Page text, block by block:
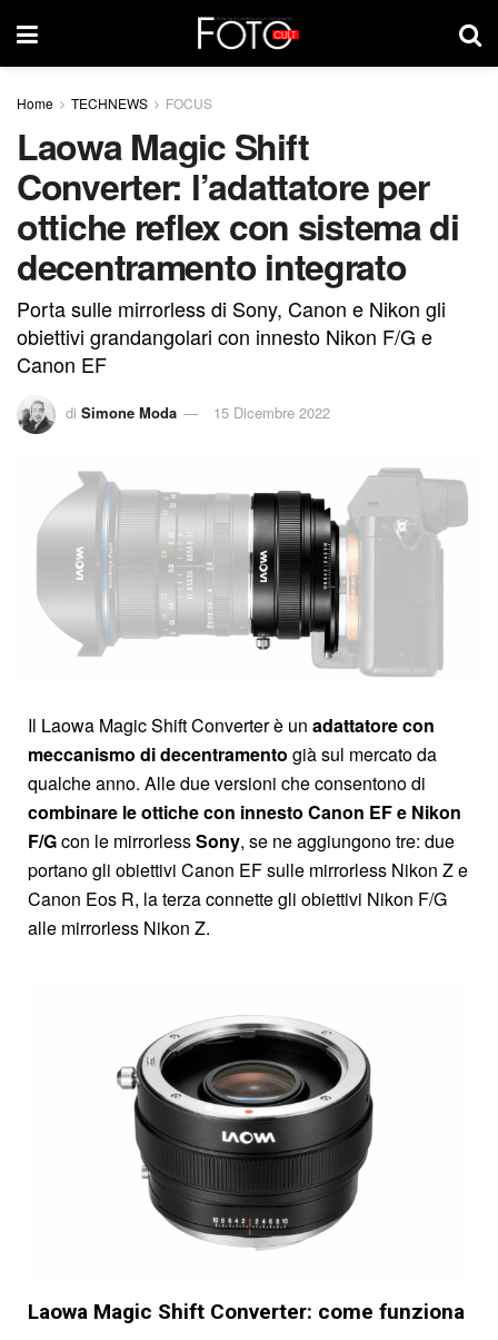
Home TECHNEWS FOCUS
Laowa Magic Shift
Converter: l’adattatore per
ottiche reflex con sistema di
decentramento integrato
Porta sulle mirrorless di Sony, Canon e Nikon gli
obiettivi grandangolari con innesto Nikon F/G e
Canon EF
di Simone Moda 15 Dicembre 2022
Il Laowa Magic Shift Converter è un adattatorecon
meccanismo di decentramento già sul mercato da
qualche anno. Alle due versioni che consentono di
combinare le ottiche con innesto Canon EF e Nikon
F/Gcon le mirrorlessSony, se ne aggiungono tre: due
portano gli obiettivi Canon EF sulle mirrorless Nikon Z e
Canon Eos R, la terza connette gli obiettivi Nikon F/G
alle mirrorless Nikon Z.
Laowa Magic Shift Converter: come funziona